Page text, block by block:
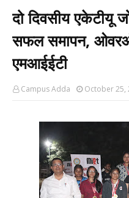
दो दिवसीय एकेटीयू
सफल समापन,
एमआईईटी
Campus Adda October 25,